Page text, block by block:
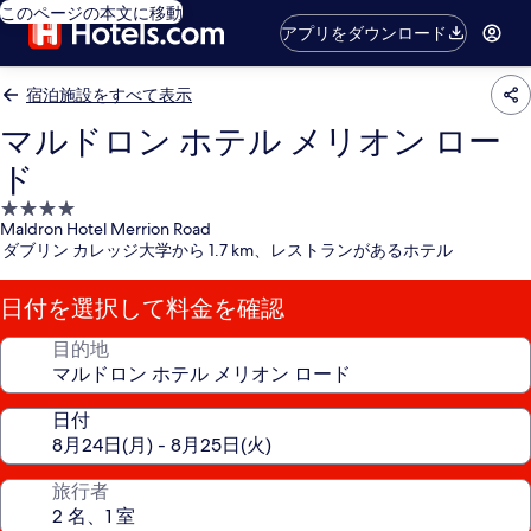
このページの本文に移動
アプリをダウンロード
宿泊施設をすべて表示
マルドロン ホテル メリオン ロー
ド
4.0
つ
星
宿
泊
施
Maldron Hotel Merrion Road
ダブリン カレッジ大学から 1.7 km、レストランがあるホテル
日付を選択して料金を確認
目的地
日付
旅行者